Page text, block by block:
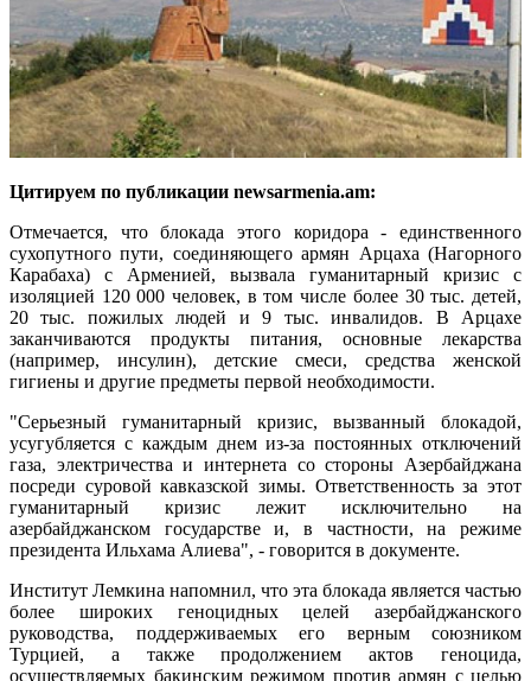
Цитируем по публикации newsarmenia.am:
Отмечается, что блокада этого коридора - единственного
сухопутного пути, соединяющего армян Арцаха (Нагорного
Карабаха) с Арменией, вызвала гуманитарный кризис с
изоляцией 120 000 человек, в том числе более 30 тыс. детей,
20 тыс. пожилых людей и 9 тыс. инвалидов. В Арцахе
заканчиваются продукты питания, основные лекарства
(например, инсулин), детские смеси, средства женской
гигиены и другие предметы первой необходимости.
"Серьезный гуманитарный кризис, вызванный блокадой,
усугубляется с каждым днем из-за постоянных отключений
газа, электричества и интернета со стороны Азербайджана
посреди суровой кавказской зимы. Ответственность за этот
гуманитарный кризис лежит исключительно на
азербайджанском государстве и, в частности, на режиме
президента Ильхама Алиева", - говорится в документе.
Институт Лемкина напомнил, что эта блокада является частью
более широких геноцидных целей азербайджанского
руководства, поддерживаемых его верным союзником
Турцией, а также продолжением актов геноцида,
осуществляемых бакинским режимом против армян с целью